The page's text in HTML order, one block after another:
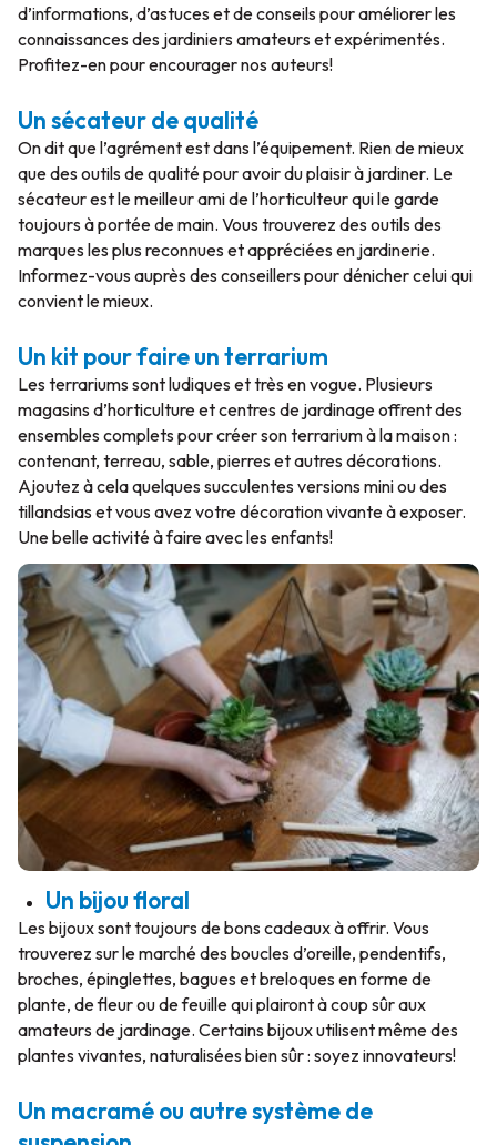
d’informations, d’astuces et de conseils pour améliorer les
connaissances des jardiniers amateurs et expérimentés.
Profitez-en pour encourager nos auteurs!
Un sécateur de qualité
On dit que l’agrément est dans l’équipement. Rien de mieux
que des outils de qualité pour avoir du plaisir à jardiner. Le
sécateur est le meilleur ami de l’horticulteur qui le garde
toujours à portée de main. Vous trouverez des outils des
marques les plus reconnues et appréciées en jardinerie.
Informez-vous auprès des conseillers pour dénicher celui qui
convient le mieux.
Un kit pour faire un terrarium
Les terrariums sont ludiques et très en vogue. Plusieurs
magasins d’horticulture et centres de jardinage offrent des
ensembles complets pour créer son terrarium à la maison :
contenant, terreau, sable, pierres et autres décorations.
Ajoutez à cela quelques succulentes versions mini ou des
tillandsias et vous avez votre décoration vivante à exposer.
Une belle activité à faire avec les enfants!
Un bijou floral
Les bijoux sont toujours de bons cadeaux à offrir. Vous
trouverez sur le marché des boucles d’oreille, pendentifs,
broches, épinglettes, bagues et breloques en forme de
plante, de fleur ou de feuille qui plairont à coup sûr aux
amateurs de jardinage. Certains bijoux utilisent même des
plantes vivantes, naturalisées bien sûr : soyez innovateurs!
Un macramé ou autre système de